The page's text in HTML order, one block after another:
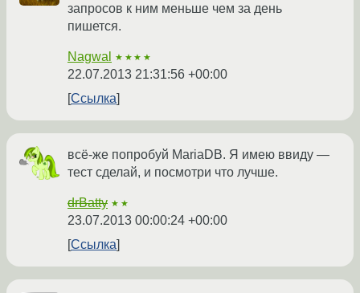
запросов к ним меньше чем за день
пишется.
Nagwal ★★★★
22.07.2013 21:31:56 +00:00
Ссылка
всё-же попробуй MariaDB. Я имею ввиду —
тест сделай, и посмотри что лучше.
drBatty ★★
23.07.2013 00:00:24 +00:00
Ссылка